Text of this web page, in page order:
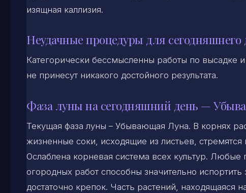
изящная каллизия.
Неудачные процедуры для сегодняшнего
Категорически бессмысленны работы по высадке
не принесут никакого достойного результата.
Фаза луны на сегодняшний день —
Текущая фаза луны – Убывающая Луна. В корнях
жизненные соки, исходящие из листьев, стремятся
Ослаблена корневая система всех культур.
огородных работ способны значительно
достаточно крепок. Часть растений, находящаяся